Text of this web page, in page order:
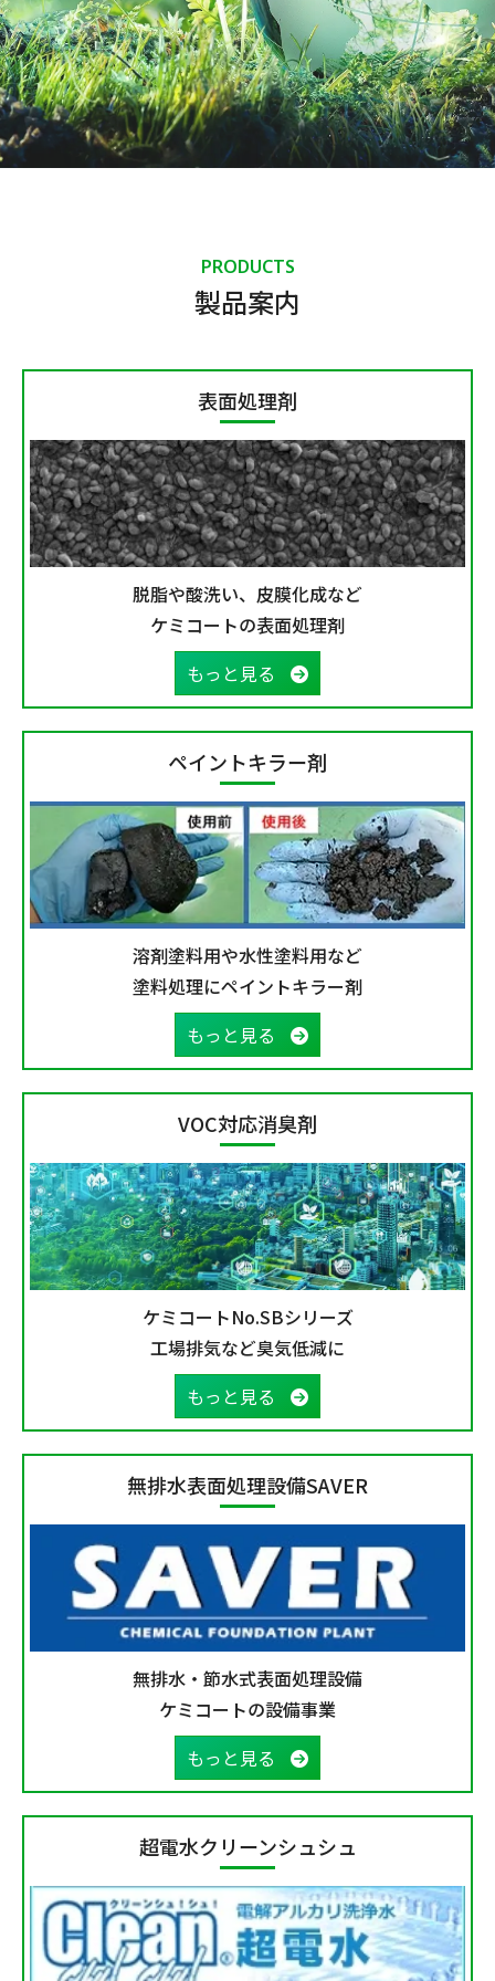
PRODUCTS
製品案内
表面処理剤
脱脂や酸洗い、皮膜化成など
ケミコートの表面処理剤
もっと見る
ペイントキラー剤
溶剤塗料用や水性塗料用など
塗料処理にペイントキラー剤
もっと見る
VOC対応消臭剤
ケミコートNo.SBシリーズ
工場排気など臭気低減に
もっと見る
無排水表面処理設備SAVER
無排水・節水式表面処理設備
ケミコートの設備事業
もっと見る
超電水クリーンシュシュ